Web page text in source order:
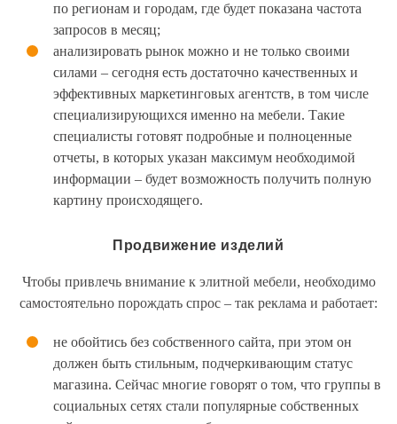
по регионам и городам, где будет показана частота
запросов в месяц;
анализировать рынок можно и не только своими
силами – сегодня есть достаточно качественных и
эффективных маркетинговых агентств, в том числе
специализирующихся именно на мебели. Такие
специалисты готовят подробные и полноценные
отчеты, в которых указан максимум необходимой
информации – будет возможность получить полную
картину происходящего.
Продвижение изделий
Чтобы привлечь внимание к элитной мебели, необходимо
самостоятельно порождать спрос – так реклама и работает:
не обойтись без собственного сайта, при этом он
должен быть стильным, подчеркивающим статус
магазина. Сейчас многие говорят о том, что группы в
социальных сетях стали популярные собственных